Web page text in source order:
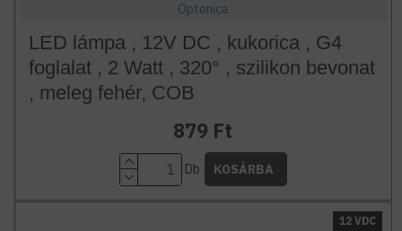
Optonica
LED lámpa , 12V DC , kukorica , G4
foglalat , 2 Watt , 320° , szilikon bevonat
, meleg fehér, COB
879 Ft
Db KOSÁRBA
12 VDC